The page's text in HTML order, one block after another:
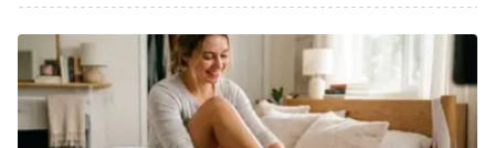
Kim DH, Hudson AR, Kline DG. Sciatic nerve. In: Kim DH,
Hudson AR, Kline DG, eds. Atlas of Peripheral Nerve
Surgery. 2nd ed. Philadelphia, PA: Elsevier Saunders;
2013:chap 16.
Marques DR, Carroll WE. Neurology. In: Rakel RE, Rakel DP,